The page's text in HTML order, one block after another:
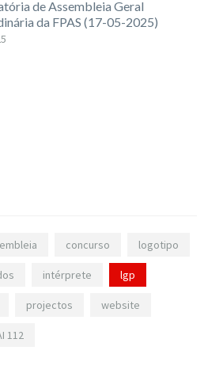
de Assembleia Geral
da FPAS (17-05-2025)
concurso logotipo
intérprete lgp
projectos website
112